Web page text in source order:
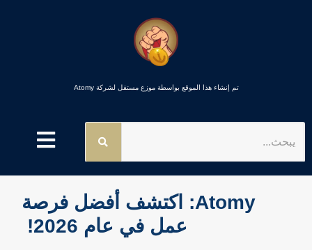
تم إنشاء هذا الموقع بواسطة موزع مستقل لشركة Atomy
يبحث
Atomy: اكتشف أفضل فرصة
عمل في عام 2026!